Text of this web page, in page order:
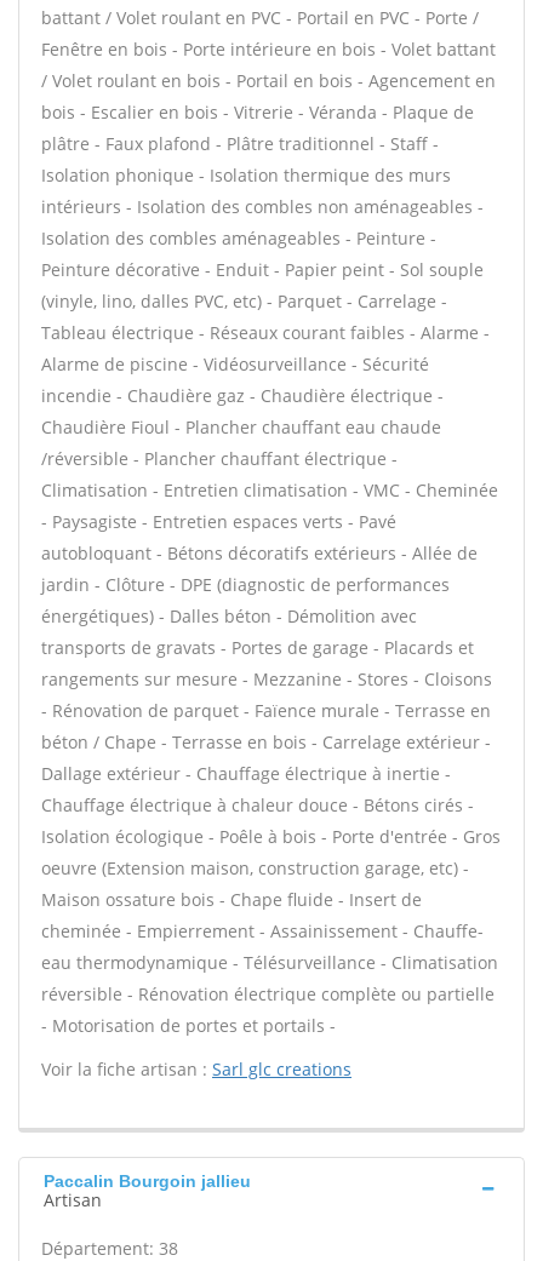
battant / Volet roulant en PVC - Portail en PVC - Porte /
Fenêtre en bois - Porte intérieure en bois - Volet battant
/ Volet roulant en bois - Portail en bois - Agencement en
bois - Escalier en bois - Vitrerie - Véranda - Plaque de
plâtre - Faux plafond - Plâtre traditionnel - Staff -
Isolation phonique - Isolation thermique des murs
intérieurs - Isolation des combles non aménageables -
Isolation des combles aménageables - Peinture -
Peinture décorative - Enduit - Papier peint - Sol souple
(vinyle, lino, dalles PVC, etc) - Parquet - Carrelage -
Tableau électrique - Réseaux courant faibles - Alarme -
Alarme de piscine - Vidéosurveillance - Sécurité
incendie - Chaudière gaz - Chaudière électrique -
Chaudière Fioul - Plancher chauffant eau chaude
/réversible - Plancher chauffant électrique -
Climatisation - Entretien climatisation - VMC - Cheminée
- Paysagiste - Entretien espaces verts - Pavé
autobloquant - Bétons décoratifs extérieurs - Allée de
jardin - Clôture - DPE (diagnostic de performances
énergétiques) - Dalles béton - Démolition avec
transports de gravats - Portes de garage - Placards et
rangements sur mesure - Mezzanine - Stores - Cloisons
- Rénovation de parquet - Faïence murale - Terrasse en
béton / Chape - Terrasse en bois - Carrelage extérieur -
Dallage extérieur - Chauffage électrique à inertie -
Chauffage électrique à chaleur douce - Bétons cirés -
Isolation écologique - Poêle à bois - Porte d'entrée - Gros
oeuvre (Extension maison, construction garage, etc) -
Maison ossature bois - Chape fluide - Insert de
cheminée - Empierrement - Assainissement - Chauffe-
eau thermodynamique - Télésurveillance - Climatisation
réversible - Rénovation électrique complète ou partielle
- Motorisation de portes et portails -
Voir la fiche artisan : Sarl glc creations
Paccalin Bourgoin jallieu
Artisan
Département: 38